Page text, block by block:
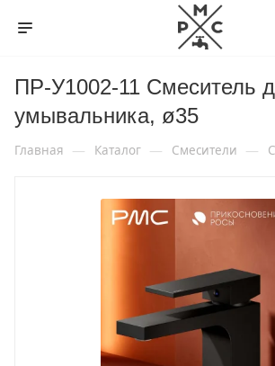
ПР-У1002-11 Смеситель
умывальника, ø35
Главная — Каталог — Смесители —